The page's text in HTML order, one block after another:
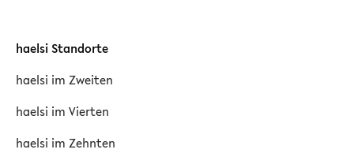
haelsi Standorte
haelsi im Zweiten
haelsi im Vierten
haelsi im Zehnten